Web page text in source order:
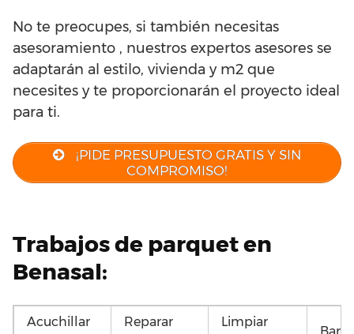
No te preocupes, si también necesitas
asesoramiento , nuestros expertos asesores se
adaptarán al estilo, vivienda y m2 que
necesites y te proporcionarán el proyecto ideal
para ti.
¡PIDE PRESUPUESTO GRATIS Y SIN
COMPROMISO!
Trabajos de parquet en
Benasal:
Acuchillar
Reparar
Limpiar